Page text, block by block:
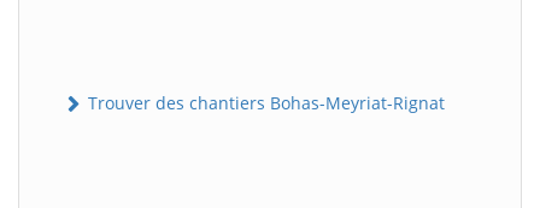
Trouver des chantiers Bohas-Meyriat-Rignat